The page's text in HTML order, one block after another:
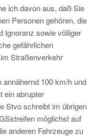
ich davon aus, daß Sie
Personen gehören, die
Ignoranz sowie völliger
gefährlichen
Straßenverkehr
100 km/h und
ein abrupter
Stvo schreibt im übrigen
möglichst auf
anderen Fahrzeuge zu